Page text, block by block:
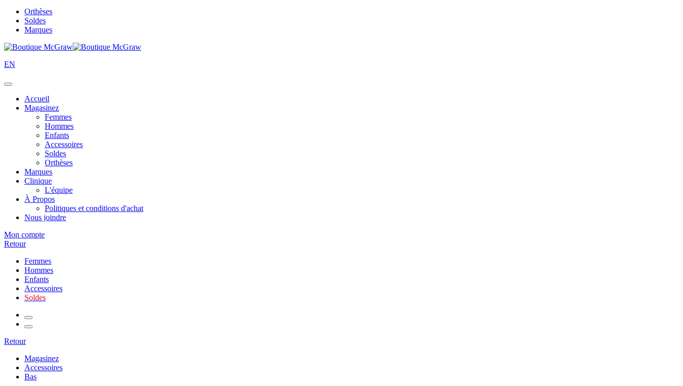
Orthèses
Soldes
Marques
EN
Accueil
Magasinez
Femmes
Hommes
Enfants
Accessoires
Soldes
Orthèses
Marques
Clinique
L'équipe
À Propos
Politiques et conditions d'achat
Nous joindre
Mon compte
Retour
Femmes
Hommes
Enfants
Accessoires
Soldes
Retour
Magasinez
Accessoires
Bas